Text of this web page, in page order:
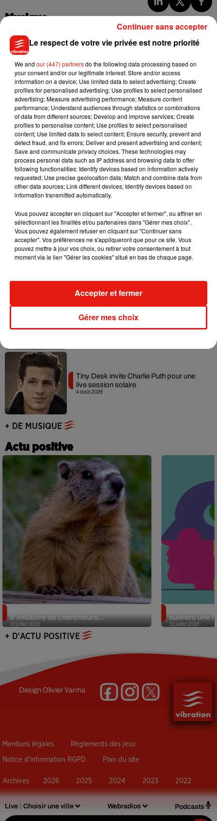
Live : Choisir une ville Webradios Podcasts
Musique
7 août 2026
dans son nouveau clip
7 août 2026
Madonna sort enfin le remix de « Love
Sensation » avec Kylie Minogue
7 août 2026
Tayc et Didi B dévoilent le single le plus
dansant de l’année
Angèle et Amélie Lens dévoilent leur
collaboration tant attendue
5 août 2026
Becky G sur son nouveau single
4 août 2026
Tiny Desk invite Charlie Puth pour une
live session solaire
+ DE MUSIQUE
Actu positive
31 juillet 2026
d’initiative de chercheurs...
31 juillet 2026
ouvrent une
+ D'ACTU POSITIVE
DesignOlivier Varma
Mentions légales Règlements des jeux
Notice d’information RGPD Plan du site
Archives 2026 2025 2024 2023 2022
Le respect de votre vie privée est notre priorité
We and our (447) partnersdo the following data processing based on
your consent and/or our legitimate interest: Store and/or access
information on a device; Use limited data to select advertising; Create
profiles for personalised advertising; Use profiles to select personalised
advertising; Measure advertising performance; Measure content
performance; Understand audiences through statistics or combinations
of data from different sources; Develop and improve services; Create
profiles to personalise content; Use profiles to select personalised
content; Use limited data to select content; Ensure security, prevent and
detect fraud, and fix errors; Deliver and present advertising and content;
Save and communicate privacy choices. These technologies may
process personal data such as IP address and browsing data to offer
following functionalities: Identify devices based on information actively
requested; Use precise geolocation data; Match and combine data from
other data sources; Link different devices; Identify devices based on
information transmitted automatically.
Vous pouvez accepter en cliquant sur "Accepter et fermer", ou affiner en
sélectionnant les finalités et/ou partenaires dans "Gérer mes choix".
Vous pouvez également refuser en cliquant sur "Continuer sans
accepter". Vos préférences ne s'appliqueront que pour ce site. Vous
pouvez mettre à jour vos choix, ou retirer votre consentement à tout
moment via le lien "Gérer les cookies" situé en bas de chaque page.
Gérer mes choix
Accepter et fermer
Continuer sans accepter